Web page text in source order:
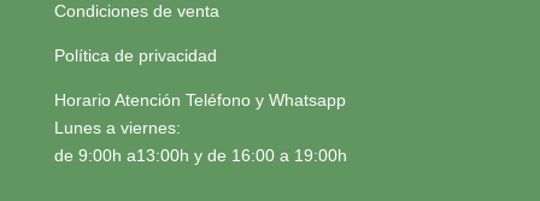
Condiciones de venta
Política de privacidad
Horario Atención Teléfono y Whatsapp
Lunes a viernes:
de 9:00h a13:00h y de 16:00 a 19:00h